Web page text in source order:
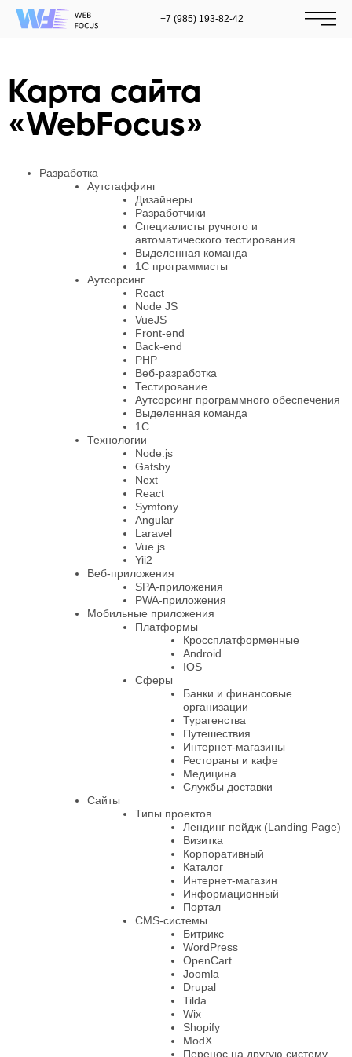
+7 (985) 193-82-42
Карта сайта
«WebFocus»
Разработка
Аутстаффинг
Дизайнеры
Разработчики
Специалисты ручного и
автоматического тестирования
Выделенная команда
1С программисты
Аутсорсинг
React
Node JS
VueJS
Front-end
Back-end
PHP
Веб-разработка
Тестирование
Аутсорсинг программного обеспечения
Выделенная команда
1С
Технологии
Node.js
Gatsby
Next
React
Symfony
Angular
Laravel
Vue.js
Yii2
Веб-приложения
SPA-приложения
PWA-приложения
Мобильные приложения
Платформы
Кроссплатформенные
Android
IOS
Сферы
Банки и финансовые
организации
Турагенства
Путешествия
Интернет-магазины
Рестораны и кафе
Медицина
Службы доставки
Сайты
Типы проектов
Лендинг пейдж (Landing Page)
Визитка
Корпоративный
Каталог
Интернет-магазин
Информационный
Портал
CMS-системы
Битрикс
WordPress
OpenCart
Joomla
Drupal
Tilda
Wix
Shopify
ModX
Перенос на другую систему